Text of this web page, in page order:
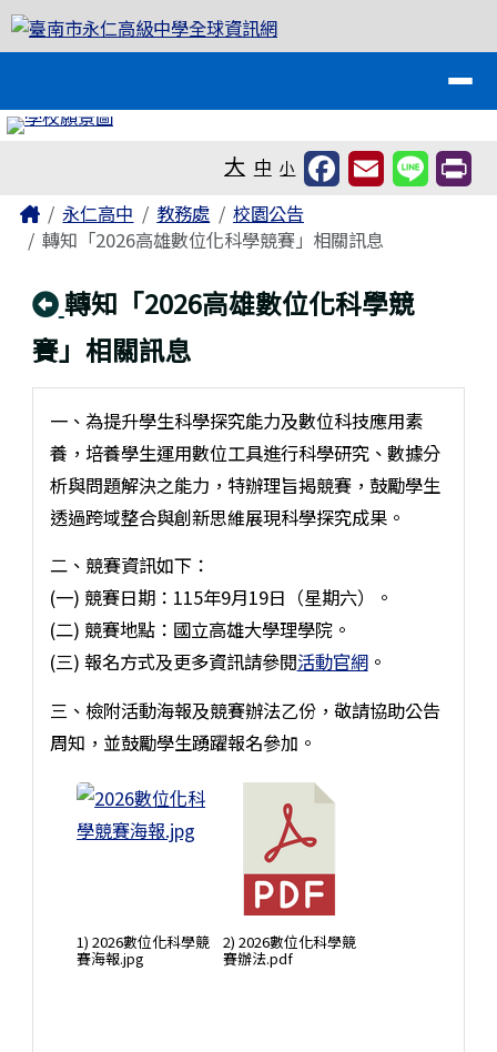
跳至主內容區
臺南市永仁高級中學全球資訊網
大 中 小
主內容區域
Home永仁高中 教務處
校園公告
轉知「2026高雄數位化科學競賽」相關訊息
回上頁
轉知「2026高雄數位化科學競
賽」相關訊息
一、為提升學生科學探究能力及數位科技應用素
養，培養學生運用數位工具進行科學研究、數據分
析與問題解決之能力，特辦理旨揭競賽，鼓勵學生
透過跨域整合與創新思維展現科學探究成果。
二、競賽資訊如下：
(一) 競賽日期：115年9月19日（星期六）。
(二) 競賽地點：國立高雄大學理學院。
(三) 報名方式及更多資訊請參閱活動官網。
三、檢附活動海報及競賽辦法乙份，敬請協助公告
周知，並鼓勵學生踴躍報名參加。
1) 2026數位化科學競
賽海報.jpg
2) 2026數位化科學競
賽辦法.pdf
頁尾區域